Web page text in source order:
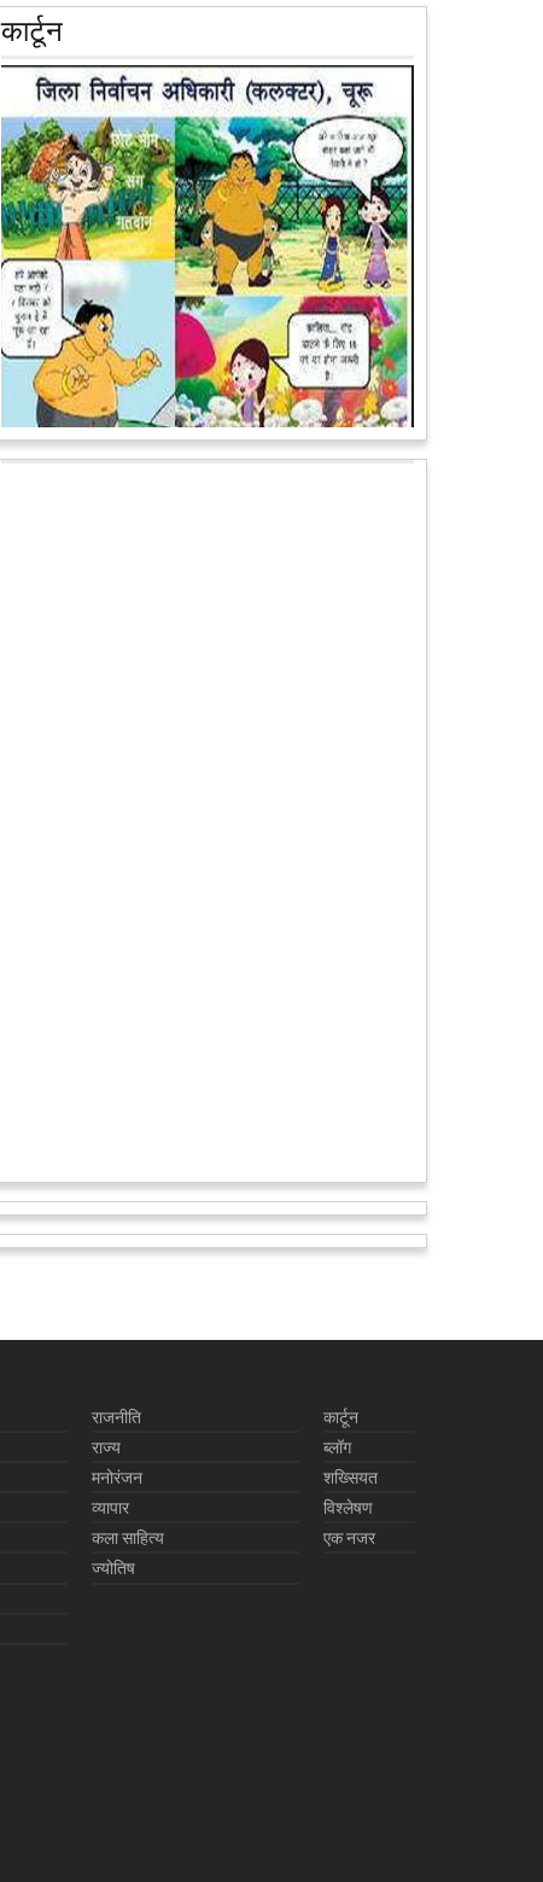
प्रतापगढ़ के कुंडा से बाहुबली विधायक रघुराज प्रताप सिंह उर्फ
राजा भैया ने शुक्रवार को लखनऊ में प्रेस कांफ्रेंस कर नई
राजनीतिक पार्टी बनाने की आधिकारिक... आगे पढ़ें
पेट पकड़ कर हंसने पर मजबूर हो जायेंगे आप जानवरों की ये अदाएं
देखकर
कल्पना कीजिये उस दृश्य की, जिसमें कोई गिलहरी किसी मेंढक के
साथ लिप-लॉक कर रही हो। गिलहरी झूला झूल रही हो। आगे पढ़ें
कार्टून
राजनीति
राज्य
मनोरंजन
व्यापार
कला साहित्य
ज्योतिष
कार्टून
ब्लॉग
शख्सियत
विश्लेषण
एक नजर